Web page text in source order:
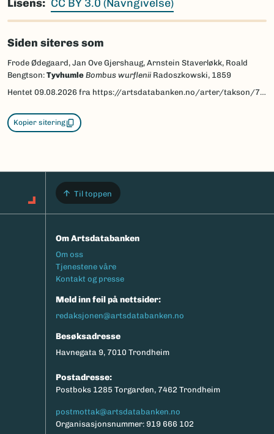
Lisens
CC BY 3.0 (Navngivelse)
Siden siteres som
Frode Ødegaard, Jan Ove Gjershaug, Arnstein Staverløkk, Roald
Bengtson: Tyvhumle Bombus wurflenii Radoszkowski, 1859
Hentet 09.08.2026 fra https://artsdatabanken.no/arter/takson/77991/beskrivelse
Kopier sitering
Til toppen
Om Artsdatabanken
Footermeny
Om oss
Tjenestene våre
Kontakt og presse
Meld inn feil på nettsider:
redaksjonen@artsdatabanken.no
Besøksadresse
Havnegata 9, 7010 Trondheim
Postadresse:
Postboks 1285 Torgarden, 7462 Trondheim
postmottak@artsdatabanken.no
Organisasjonsnummer: 919 666 102